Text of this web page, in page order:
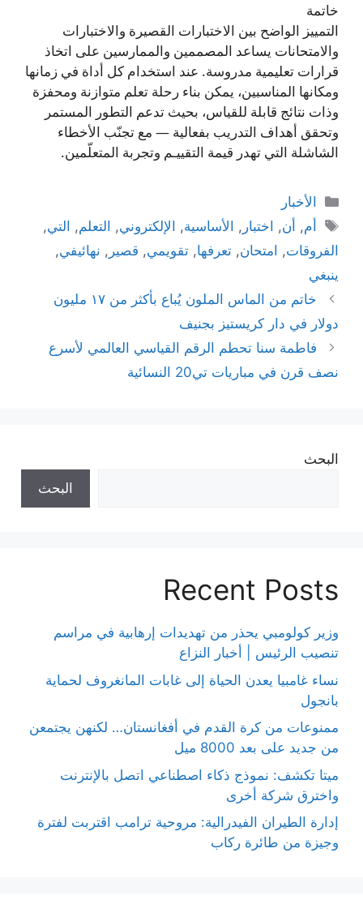
خاتمة
التمييز الواضح بين الاختبارات القصيرة والاختبارات
والامتحانات يساعد المصممين والممارسين على اتخاذ
قرارات تعليمية مدروسة. عند استخدام كل أداة في زمانها
ومكانها المناسبين، يمكن بناء رحلة تعلم متوازنة ومحفزة
وذات نتائج قابلة للقياس، بحيث تدعم التطور المستمر
وتحقق أهداف التدريب بفعالية — مع تجنّب الأخطاء
الشاشلة التي تهدر قيمة التقييـم وتجربة المتعلّمين.
التصنيفات
الأخبار
الوسوم
أم, أن, اختبار , الأساسية, الإلكتروني, التعلم, التي,
الفروقات, امتحان, تعرفها, تقويمي, قصير , نهائيفي,
ينبغي
خاتم من الماس الملون يُباع بأكثر من ١٧ مليون
دولار في دار كريستيز بجنيف
فاطمة سنا تحطم الرقم القياسي العالمي لأسرع
نصف قرن في مباريات تي20 النسائية
البحث
البحث
Recent Posts
وزير كولومبي يحذر من تهديدات إرهابية في مراسم
تنصيب الرئيس | أخبار النزاع
نساء غامبيا يعدن الحياة إلى غابات المانغروف لحماية
بانجول
ممنوعات من كرة القدم في أفغانستان… لكنهن يجتمعن
من جديد على بعد 8000 ميل
ميتا تكشف: نموذج ذكاء اصطناعي اتصل بالإنترنت
واخترق شركة أخرى
إدارة الطيران الفيدرالية: مروحية ترامب اقتربت لفترة
وجيزة من طائرة ركاب